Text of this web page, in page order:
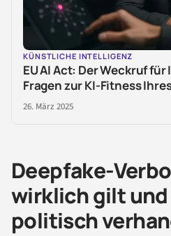
KÜNSTLICHE INTELLIGENZ
EU AI Act: Der Weckruf
Fragen zur KI-Fitness
26. März 2025
Deepfake-
wirklich gilt und
politisch